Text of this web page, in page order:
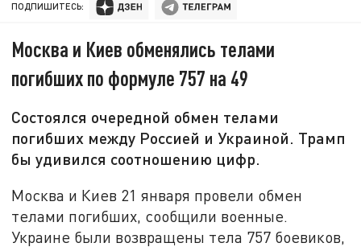
ПОДПИШИТЕСЬ:
Москва и Киев обменялись телами
погибших по формуле 757 на 49
Состоялся очередной обмен телами
погибших между Россией и Украиной. Трамп
бы удивился соотношению цифр.
Москва и Киев 21 января провели обмен
телами погибших, сообщили военные.
Украине были возвращены тела 757 боевиков,